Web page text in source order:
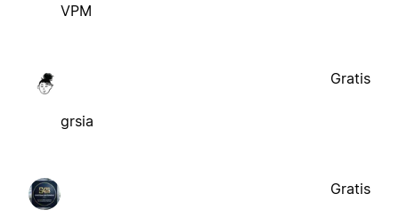
VPM
grsia
Gratis
Gratis